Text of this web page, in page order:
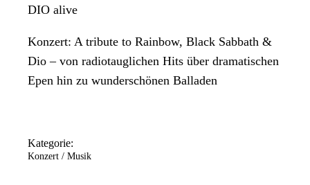
DIO alive
Konzert: A tribute to Rainbow, Black Sabbath &
Dio – von radiotauglichen Hits über dramatischen
Epen hin zu wunderschönen Balladen
Kategorie:
Konzert / Musik